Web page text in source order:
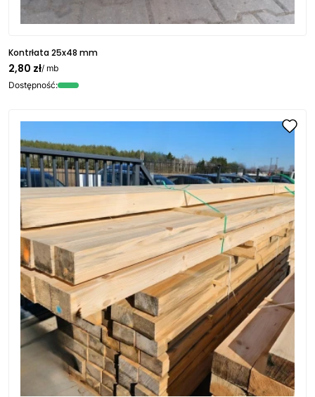
Kontrłata 25x48 mm
2,80 zł/ mb
Dostępność: